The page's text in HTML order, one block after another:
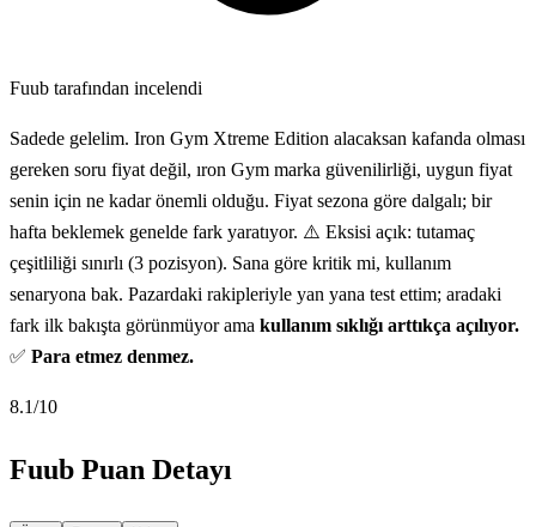
Fuub tarafından incelendi
Sadede gelelim. Iron Gym Xtreme Edition alacaksan kafanda olması
gereken soru fiyat değil, ıron Gym marka güvenilirliği, uygun fiyat
senin için ne kadar önemli olduğu. Fiyat sezona göre dalgalı; bir
hafta beklemek genelde fark yaratıyor. ⚠️ Eksisi açık: tutamaç
çeşitliliği sınırlı (3 pozisyon). Sana göre kritik mi, kullanım
senaryona bak. Pazardaki rakipleriyle yan yana test ettim; aradaki
fark ilk bakışta görünmüyor ama kullanım sıklığı arttıkça açılıyor.
✅ Para etmez denmez.
8.1/10
Fuub Puan Detayı